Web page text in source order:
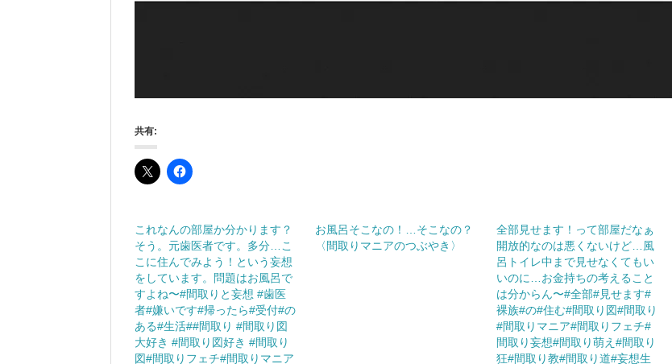
共有:
これなんの部屋か分かります？
そう。元歯医者です。多分…こ
こに住んでみよう！という妄想
をしています。問題はお風呂で
すよね〜#間取りと妄想 #歯医
者#嫌いです#帰ったら#受付#の
ある#生活##間取り #間取り図
大好き #間取り図好き #間取り
図#間取りフェチ#間取りマニア
お風呂そこなの！…そこなの？
〈間取りマニアのつぶやき〉
全部見せます！って部屋だなぁ
開放的なのは悪くないけど…風
呂トイレ中まで見せなくてもい
いのに…お金持ちの考えること
は分からん〜#全部#見せます#
裸族#の#住む#間取り図#間取り
#間取りマニア#間取りフェチ#
間取り妄想#間取り萌え#間取り
狂#間取り教#間取り道#妄想生